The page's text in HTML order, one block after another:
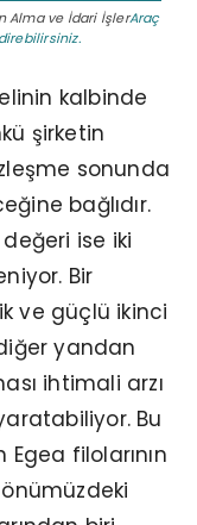
Alma ve İdari İşlerAraç
kalbinde
şirketin
sonunda
bağlıdır.
ise iki
Bir
ve güçlü ikinci
yandan
ihtimali arzı
Bu
filolarının